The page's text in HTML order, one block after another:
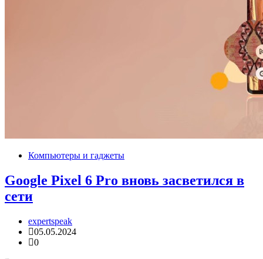
Компьютеры и гаджеты
Google Pixel 6 Pro вновь засветился в
сети
expertspeak
05.05.2024
0